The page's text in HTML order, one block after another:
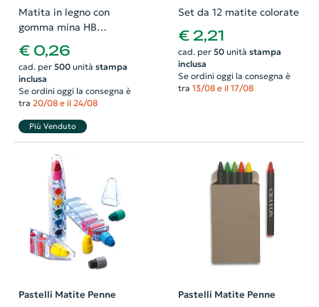
Matita in legno con
gomma mina HB
temperata
€ 0,26
cad. per 500unità stampa
inclusa
Se ordini oggi la consegna è
tra 20/08 e il 24/08
Più Venduto
Set da 12 matite colorate
€ 2,21
cad. per 50unità stampa
inclusa
Se ordini oggi la consegna è
tra 13/08 e il 17/08
Pastelli Matite Penne Pastelli Matite Penne